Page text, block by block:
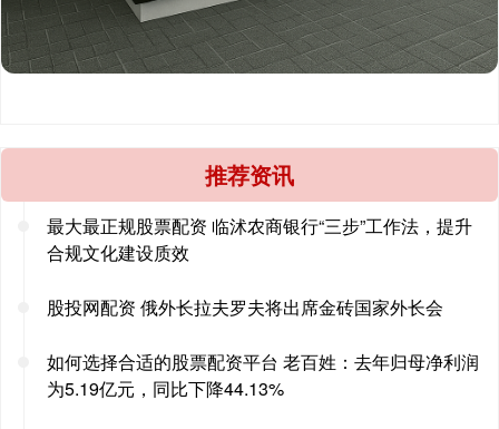
推荐资讯
最大最正规股票配资 临沭农商银行“三步”工作法，提升
合规文化建设质效
股投网配资 俄外长拉夫罗夫将出席金砖国家外长会
如何选择合适的股票配资平台 老百姓：去年归母净利润
为5.19亿元，同比下降44.13%